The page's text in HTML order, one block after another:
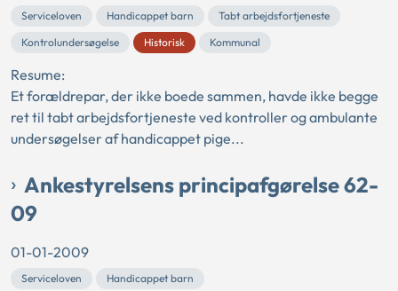
Serviceloven Handicappet barn
Tabt arbejdsfortjeneste
Kontrolundersøgelse
Historisk Kommunal
Resume:
Et forældrepar, der ikke boede sammen, havde ikke begge
ret til tabt arbejdsfortjeneste ved kontroller og ambulante
undersøgelser af handicappet pige...
Ankestyrelsens principafgørelse 62-
09
01-01-2009
Serviceloven
Handicappet barn